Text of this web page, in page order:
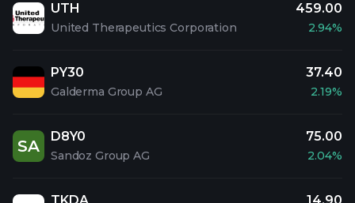
UTH
United Therapeutics Corporation
459.00
2.94%
PY30
Galderma Group AG
37.40
2.19%
SA
D8Y0
Sandoz Group AG
75.00
2.04%